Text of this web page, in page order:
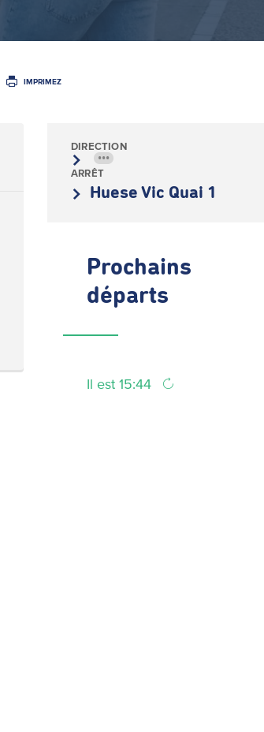
IMPRIMEZ
DIRECTION
•••
ARRÊT
Huese Vic Quai 1
Prochains
départs
Il est 15:44